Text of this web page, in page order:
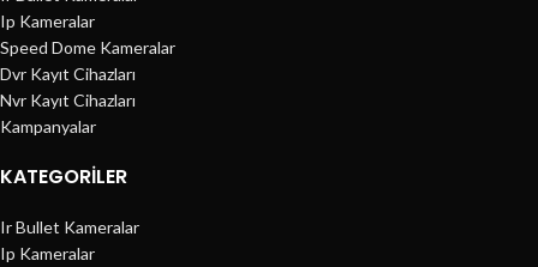
Ip Kameralar
Speed Dome Kameralar
Dvr Kayıt Cihazları
Nvr Kayıt Cihazları
Kampanyalar
KATEGORILER
Ir Bullet Kameralar
Ip Kameralar